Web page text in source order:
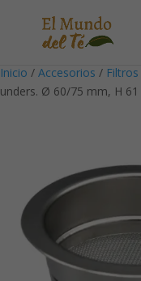
Inicio / Accesorios / Filtros
unders. Ø 60/75 mm, H 61